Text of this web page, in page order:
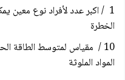
الخطرة
المواد الملوثة